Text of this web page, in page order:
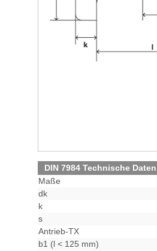
DIN 7984 Technische Daten
Maße
dk
k
s
Antrieb-TX
b1 (l < 125 mm)